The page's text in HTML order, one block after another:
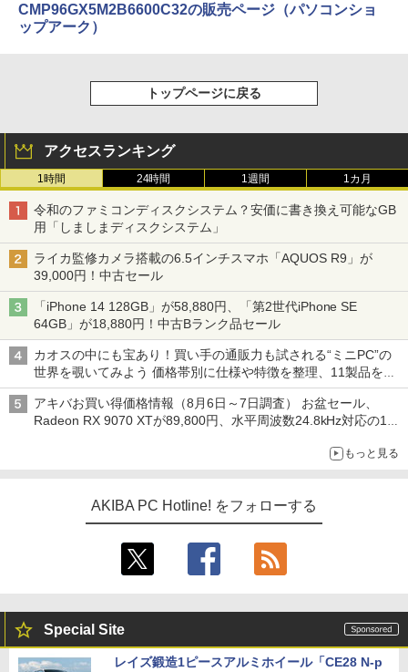
CMP96GX5M2B6600C32の販売ページ（パソコンショ
ップアーク）
トップページに戻る
アクセスランキング
1時間 24時間 1週間 1カ月
令和のファミコンディスクシステム？安価に書き換え可能なGB
用「しましまディスクシステム」
ライカ監修カメラ搭載の6.5インチスマホ「AQUOS R9」が
39,000円！中古セール
「iPhone 14 128GB」が58,880円、「第2世代iPhone SE
64GB」が18,880円！中古Bランク品セール
カオスの中にも宝あり！買い手の通販力も試される“ミニPC”の
世界を覗いてみよう 価格帯別に仕様や特徴を整理、11製品をピ
ックアップ text by 石川 ひさよし
アキバお買い得価格情報（8月6日～7日調査） お盆セール、
Radeon RX 9070 XTが89,800円、水平周波数24.8kHz対応の17
もっと見る
AKIBA PC Hotline! をフォローする
Special Site
レイズ鍛造1ピースアルミホイール「CE28 N-p